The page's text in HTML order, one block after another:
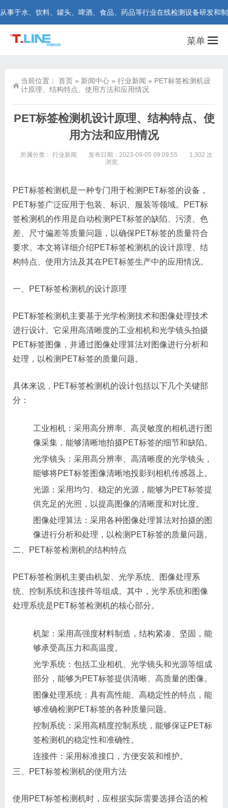
于水、饮料、罐头、啤酒、食品、药品等行业在线检测设备研发和制
菜单
当前位置： 首页 » 新闻中心 » 行业新闻 » PET标签检测机设
计原理、结构特点、使用方法和应用情况
PET标签检测机设计原理、结构特点、使
用方法和应用情况
所属分类： 行业新闻 发布日期：2023-09-05 09:09:55
1,302 次
浏览
PET标签检测机是一种专门用于检测PET标签的设备，
PET标签广泛应用于包装、标识、服装等领域。PET标
签检测机的作用是自动检测PET标签的缺陷、污渍、色
差、尺寸偏差等质量问题，以确保PET标签的质量符合
要求。本文将详细介绍PET标签检测机的设计原理、结
构特点、使用方法及其在PET标签生产中的应用情况。
一、PET标签检测机的设计原理
PET标签检测机主要基于光学检测技术和图像处理技术
进行设计。它采用高清晰度的工业相机和光学镜头拍摄
PET标签图像，并通过图像处理算法对图像进行分析和
处理，以检测PET标签的质量问题。
具体来说，PET标签检测机的设计包括以下几个关键部
分：
工业相机：采用高分辨率、高灵敏度的相机进行图
像采集，能够清晰地拍摄PET标签的细节和缺陷。
光学镜头：采用高分辨率、高清晰度的光学镜头，
能够将PET标签图像清晰地投影到相机传感器上。
光源：采用均匀、稳定的光源，能够为PET标签提
供充足的光照，以提高图像的清晰度和对比度。
图像处理算法：采用各种图像处理算法对拍摄的图
像进行分析和处理，以检测PET标签的质量问题。
二、PET标签检测机的结构特点
PET标签检测机主要由机架、光学系统、图像处理系
统、控制系统和连接件等组成。其中，光学系统和图像
处理系统是PET标签检测机的核心部分。
机架：采用高强度材料制造，结构紧凑、坚固，能
够承受高压力和高温度。
光学系统：包括工业相机、光学镜头和光源等组成
部分，能够为PET标签提供清晰、高质量的图像。
图像处理系统：具有高性能、高稳定性的特点，能
够准确检测PET标签的各种质量问题。
控制系统：采用高精度控制系统，能够保证PET标
签检测机的稳定性和准确性。
连接件：采用标准接口，方便安装和维护。
三、PET标签检测机的使用方法
使用PET标签检测机时，应根据实际需要选择合适的检